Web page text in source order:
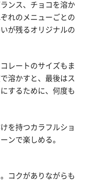
ンス、チョコを溶か
れのメニューごとの
が残るオリジナルの
レートのサイズもま
溶かすと、最後はス
するために、何度も
を持つカラフルショ
ンで楽しめる。
コクがありながらも